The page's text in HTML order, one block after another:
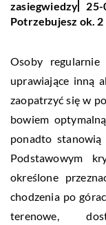
zasiegwiedzy
25-
Potrzebujesz ok.
Osoby regularnie
uprawiające inną
zaopatrzyć się w
bowiem
ponadto
Podstawowym
określone
chodzenia po
terenowe,